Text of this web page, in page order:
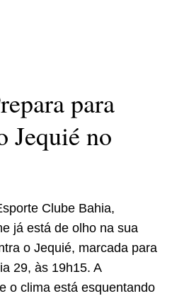
para
Jequié no
Clube Bahia,
já está de olho na sua
o Jequié, marcada para
29, às 19h15. A
o clima está esquentando